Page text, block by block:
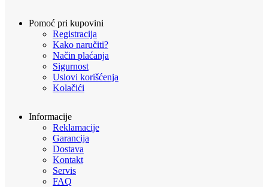
Pomoć pri kupovini
Registracija
Kako naručiti?
Način plaćanja
Sigurnost
Uslovi korišćenja
Kolačići
Informacije
Reklamacije
Garancija
Dostava
Kontakt
Servis
FAQ